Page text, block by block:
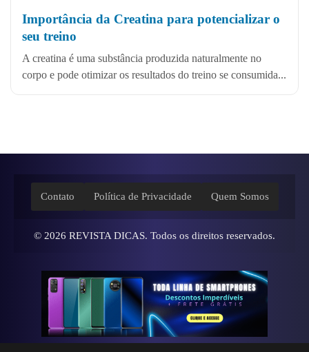
Importância da Creatina para potencializar o
seu treino
A creatina é uma substância produzida naturalmente no
corpo e pode otimizar os resultados do treino se consumida...
Contato Política de Privacidade Quem Somos
© 2026 REVISTA DICAS. Todos os direitos reservados.